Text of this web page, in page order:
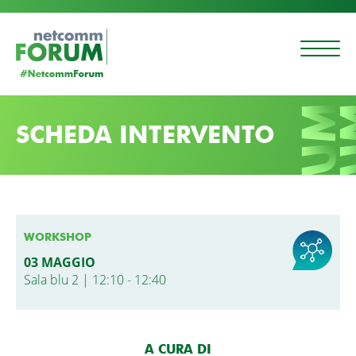
SCHEDA INTERVENTO
WORKSHOP
03 MAGGIO
Sala blu 2 | 12:10 - 12:40
A CURA DI